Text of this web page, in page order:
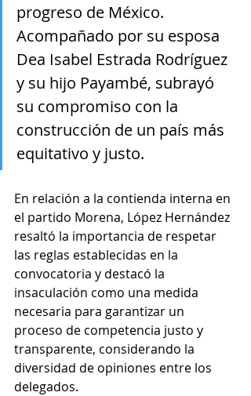
progreso de México.
Acompañado por su esposa
Dea Isabel Estrada Rodríguez
y su hijo Payambé, subrayó
su compromiso con la
construcción de un país más
equitativo y justo.
En relación a la contienda interna en
el partido Morena, López Hernández
resaltó la importancia de respetar
las reglas establecidas en la
convocatoria y destacó la
insaculación como una medida
necesaria para garantizar un
proceso de competencia justo y
transparente, considerando la
diversidad de opiniones entre los
delegados.